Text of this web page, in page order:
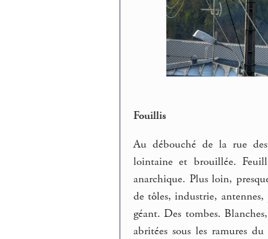
Fouillis
Au débouché de la rue
lointaine et brouillée.
anarchique. Plus loin,
de tôles, industrie,
géant. Des tombes.
abritées sous les ramures